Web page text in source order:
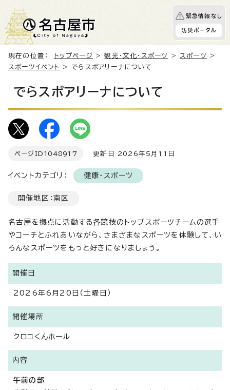
緊急情報なし
防災ポータル
現在の位置： トップページ >観光・文化・スポーツ > スポーツ
>
スポーツイベント
> でらスポアリーナについて
でらスポアリーナについて
ページID 1048917 更新日 2026年5月11日
イベントカテゴリ： 健康・スポーツ
開催地区：南区
名古屋を拠点に活動する各競技のトップスポーツチームの選手
やコーチとふれあいながら、さまざまなスポーツを体験して、い
ろんなスポーツをもっと好きになりましょう。
開催日
2026年6月20日（土曜日）
開催場所
クロコくんホール
内容
午前の部